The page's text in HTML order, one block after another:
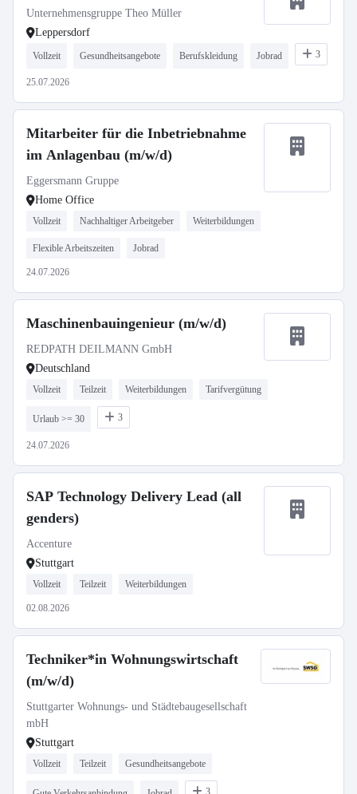
Unternehmensgruppe Theo Müller
Leppersdorf
Vollzeit Gesundheitsangebote Berufskleidung Jobrad 3
25.07.2026
Mitarbeiter für die Inbetriebnahme
im Anlagenbau (m/w/d)
Eggersmann Gruppe
Home Office
Vollzeit Nachhaltiger Arbeitgeber Weiterbildungen
Flexible Arbeitszeiten Jobrad
24.07.2026
Maschinenbauingenieur (m/w/d)
REDPATH DEILMANN GmbH
Deutschland
Vollzeit Teilzeit Weiterbildungen Tarifvergütung
Urlaub >= 30 3
24.07.2026
SAP Technology Delivery Lead (all
genders)
Accenture
Stuttgart
Vollzeit Teilzeit Weiterbildungen
02.08.2026
Techniker*in Wohnungswirtschaft
(m/w/d)
Stuttgarter Wohnungs- und Städtebaugesellschaft
mbH
Stuttgart
Vollzeit Teilzeit Gesundheitsangebote
3